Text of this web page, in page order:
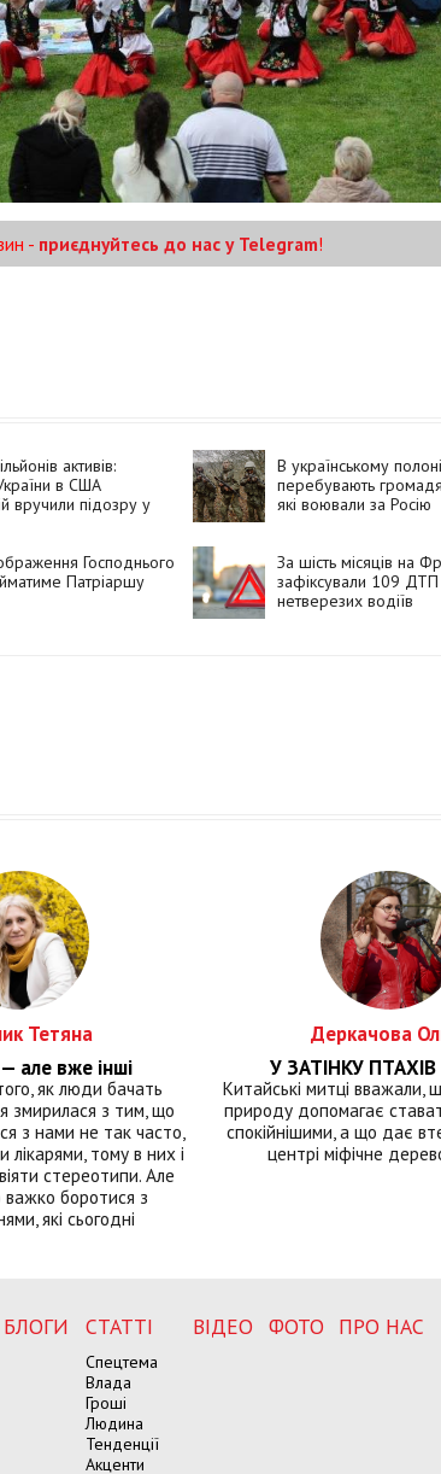
- приєднуйтесь до нас у Telegram!
активів:
в США
вручили підозру у
В українському полоні
перебувають
які воювали за Росію
Господнього
Патріаршу
За шість місяців на
зафіксували 109 ДТП
нетверезих водіїв
Тетяна
але вже інші
як люди бачать
я змирилася з тим, що
з нами не так часто,
лікарями, тому в них і
стереотипи. Але
важко боротися з
які сьогодні
Деркачова
У ЗАТІНКУ ПТАХІВ
Китайські митці вважали,
природу допомагає
спокійнішими, а що дає
центрі міфічне
БЛОГИ СТАТТІ
Спецтема
Влада
Гроші
Людина
Тенденції
Акценти
ВІДЕО ФОТО ПРО НАС